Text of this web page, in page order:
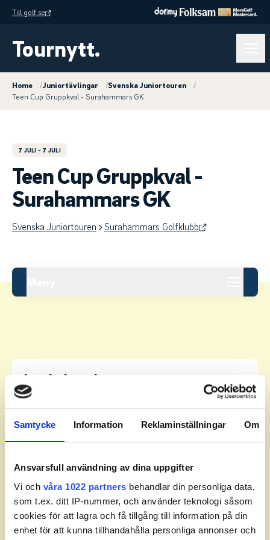
Samtycke Information Reklaminställningar Om
Ansvarsfull användning av dina uppgifter
Vi och våra 1022 partners behandlar din personliga data,
som t.ex. ditt IP-nummer, och använder teknologi såsom
cookies för att lagra och få tillgång till information på din
enhet för att kunna tillhandahålla personliga annonser och
Till golf.se
Tournytt.
Home /Juniortävlingar /Svenska Juniortouren
/
Teen Cup Gruppkval - Surahammars GK
7 JULI - 7 JULI
Teen Cup Gruppkval -
Surahammars GK
Svenska Juniortouren Surahammars Golfklubb
Leaderboard.
Pos Namn
1 LILJEKVIST, Melker
2 WÄSTBORN, Oliver +17
3 LUNDH, Axel +22